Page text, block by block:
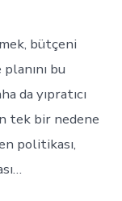
bütçeni
bu
da yıpratıcı
tek bir nedene
politikası,